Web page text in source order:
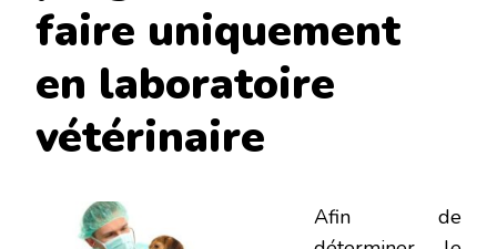
faire uniquement
en laboratoire
vétérinaire
Afin de